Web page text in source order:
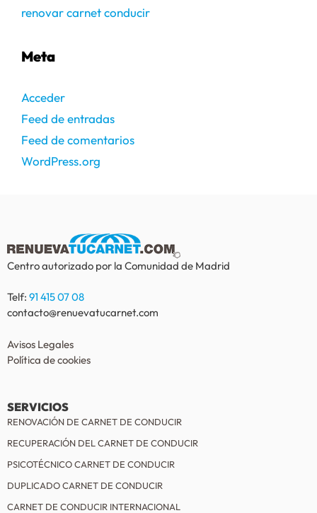
renovar carnet conducir
Meta
Acceder
Feed de entradas
Feed de comentarios
WordPress.org
Centro autorizado por la Comunidad de Madrid
Telf: 91 415 07 08
contacto@renuevatucarnet.com
Avisos Legales
Política de cookies
SERVICIOS
RENOVACIÓN DE CARNET DE CONDUCIR
RECUPERACIÓN DEL CARNET DE CONDUCIR
PSICOTÉCNICO CARNET DE CONDUCIR
DUPLICADO CARNET DE CONDUCIR
CARNET DE CONDUCIR INTERNACIONAL